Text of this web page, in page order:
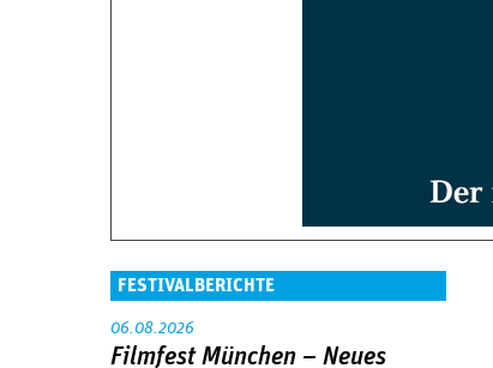
FESTIVALBERICHTE
06.08.2026
Filmfest München – Neues